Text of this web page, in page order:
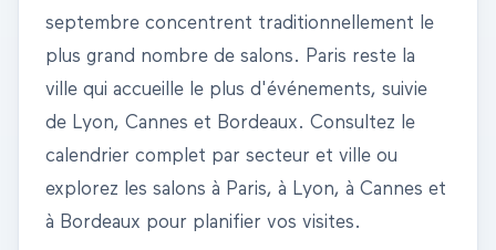
septembre concentrent traditionnellement le
plus grand nombre de salons. Paris reste la
ville qui accueille le plus d'événements, suivie
de Lyon, Cannes et Bordeaux. Consultez le
calendrier complet par secteur et ville ou
explorez les salons à Paris, à Lyon, à Cannes et
à Bordeaux pour planifier vos visites.